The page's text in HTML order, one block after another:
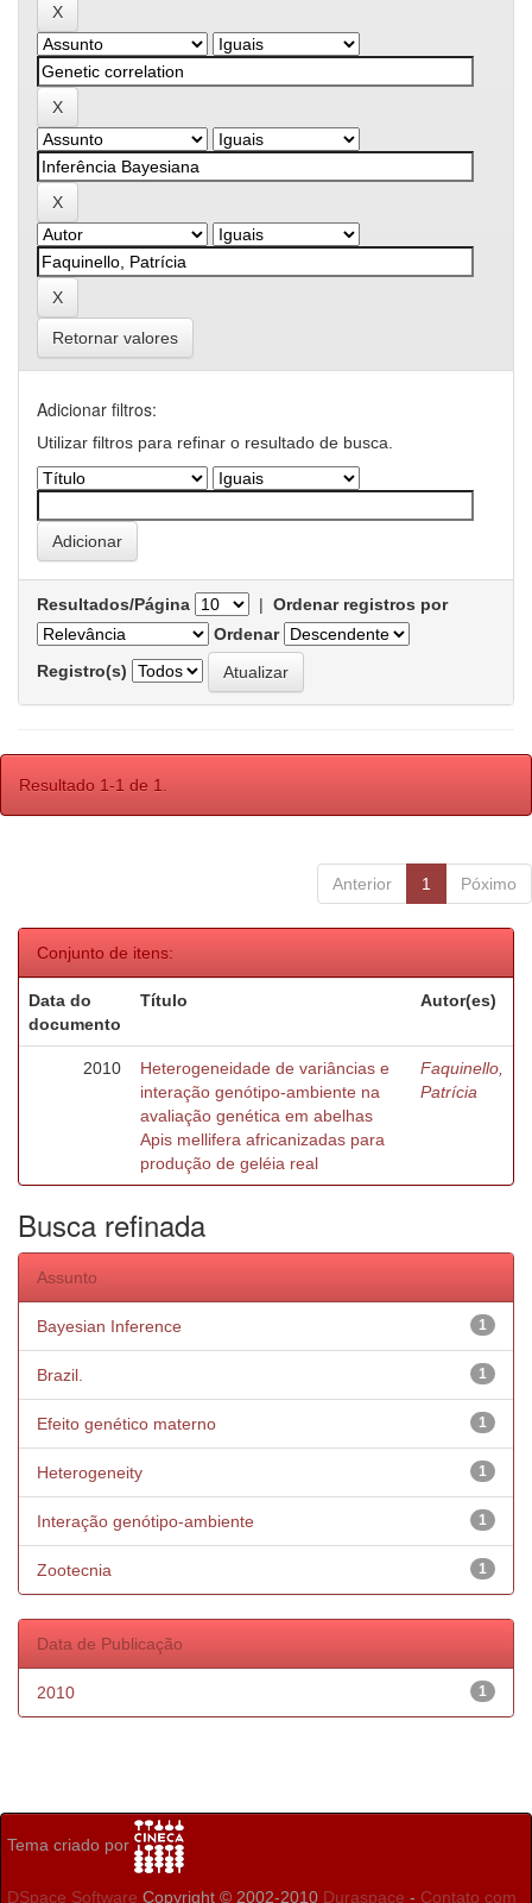
Retornar valores
Adicionar filtros:
Utilizar filtros para refinar o resultado de busca.
Resultados/Página | Ordenar registros por
Ordenar
Registro(s)
Resultado 1-1 de 1.
Anterior 1 Póximo
Conjunto de itens:
Data do
documento
Título Autor(es)
2010
Heterogeneidade de variâncias e
interação genótipo-ambiente na
avaliação genética em abelhas
Apis mellifera africanizadas para
produção de geléia real
Faquinello,
Patrícia
Busca refinada
Assunto
1
Bayesian Inference
1
Brazil.
1
Efeito genético materno
1
Heterogeneity
1
Interação genótipo-ambiente
1
Zootecnia
Data de Publicação
1
2010
Tema criado por
DSpace Software Copyright © 2002-2010 Duraspace - Contato com